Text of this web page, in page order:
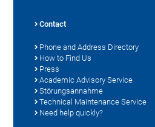
Contact
Phone and Address Directory
How to Find Us
Press
Academic Advisory Service
Störungsannahme
Technical Maintenance Service
Need help quickly?